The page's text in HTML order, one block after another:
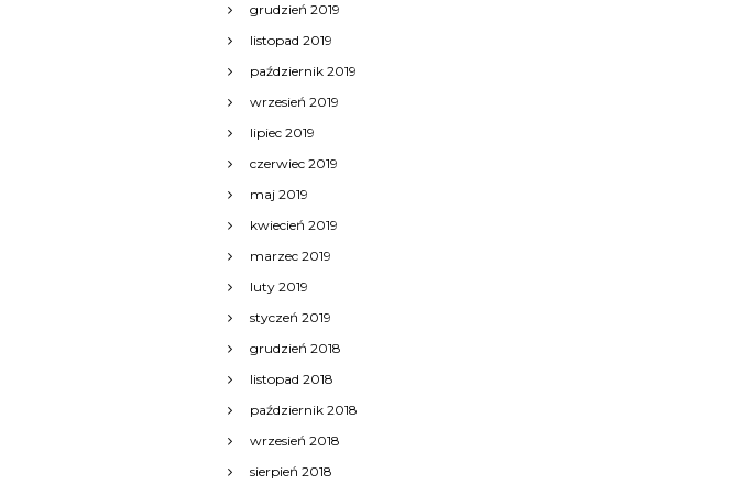
grudzień 2019
listopad 2019
październik 2019
wrzesień 2019
lipiec 2019
czerwiec 2019
maj 2019
kwiecień 2019
marzec 2019
luty 2019
styczeń 2019
grudzień 2018
listopad 2018
październik 2018
wrzesień 2018
sierpień 2018